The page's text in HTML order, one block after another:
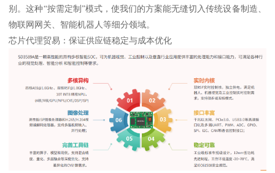
别。这种“按需定制”模式，使我们的方案能无缝切入传统设备制造、
物联网网关、智能机器人等细分领域。
芯片代理贸易：保证供应链稳定与成本优化